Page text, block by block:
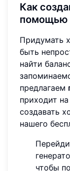
Как
помощью
Придумать
быть
найти
предлагаем
приходит
создавать
нашего
чтобы